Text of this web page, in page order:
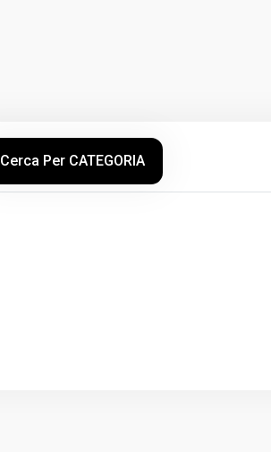
Cerca Per CATEGORIA